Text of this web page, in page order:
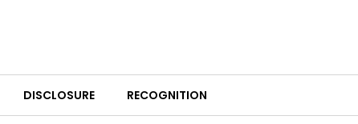
DISCLOSURE RECOGNITION